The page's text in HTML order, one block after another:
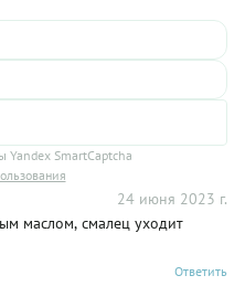
SmartCaptcha
24 июня 2023 г.
маслом, смалец уходит
Ответить